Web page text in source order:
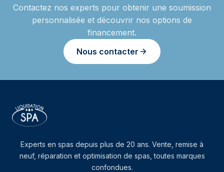
Contactez nos experts pour obtenir une soumission
personnalisée et découvrir nos options de
financement.
Nous contacter
Experts en spas depuis plus de 20 ans. Vente, remise à
neuf, réparation et optimisation de spas, toutes marques
confondues.